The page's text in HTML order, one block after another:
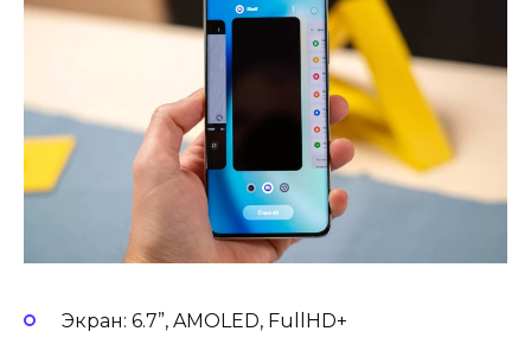
Экран: 6.7”, AMOLED, FullHD+